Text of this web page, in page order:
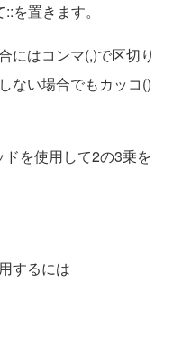
を置きます。
にはコンマ(,)で区切り
ない場合でもカッコ()
ドを使用して2の3乗を
するには